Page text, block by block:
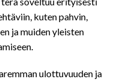
kuten pahvin,
ja muiden yleisten
ulottuvuuden ja